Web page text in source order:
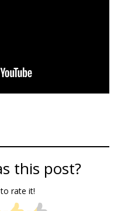
this post?
rate it!